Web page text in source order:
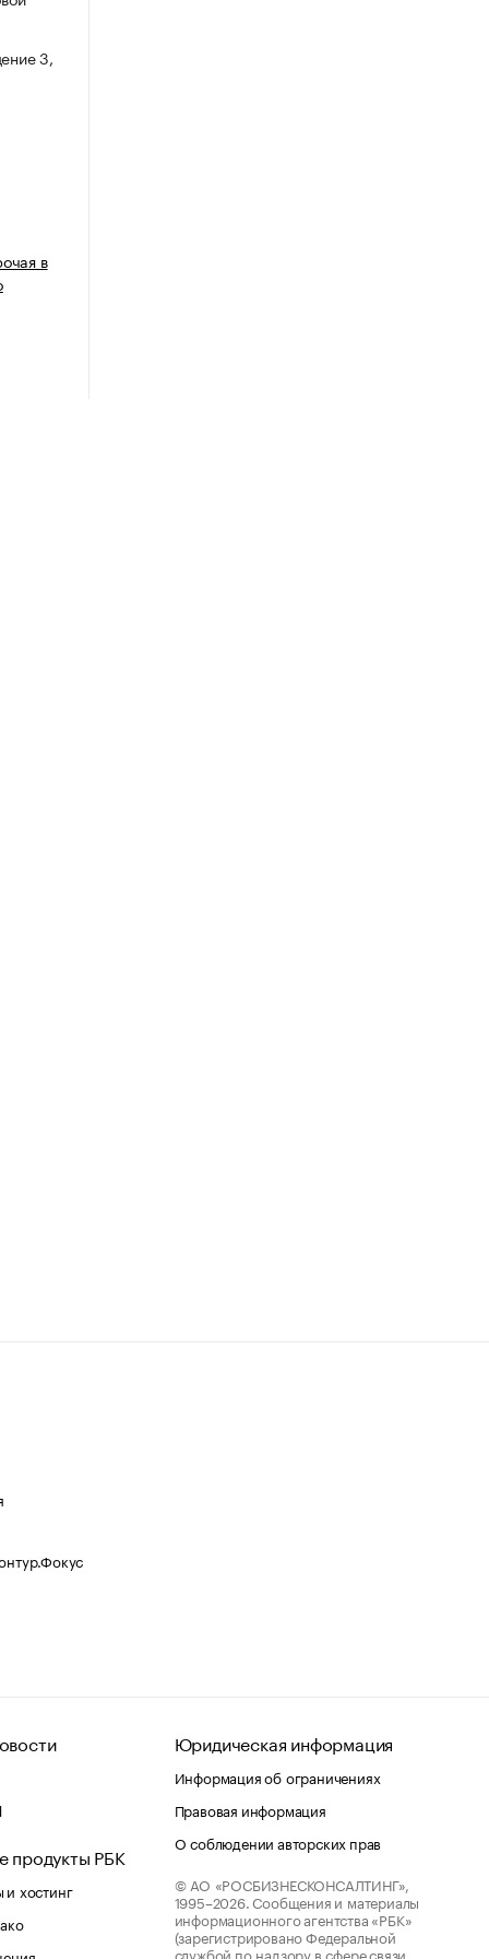
3,
в
продукты РБК
хостинг
Юридическая информация
Информация об ограничениях
Правовая информация
О соблюдении авторских прав
© АО «РОСБИЗНЕСКОНСАЛТИНГ»,
1995–2026. Сообщения и материалы
информационного агентства «РБК»
(зарегистрировано Федеральной
службой по надзору в сфере связи,